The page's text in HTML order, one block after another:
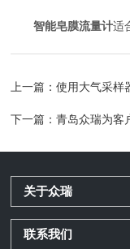
智能皂膜流量计适
上一篇：使用大气采样
下一篇：青岛众瑞为客
关于众瑞
联系我们